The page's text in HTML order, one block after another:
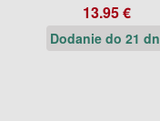
13.95 €
Dodanie do 21